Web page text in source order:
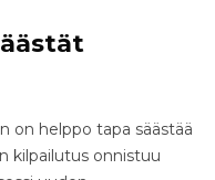
on helppo tapa säästää
kilpailutus onnistuu